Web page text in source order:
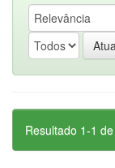
Resultado 1-1